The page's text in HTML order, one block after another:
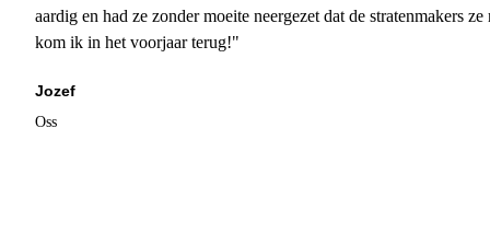
aardig en had ze zonder moeite neergezet dat de stratenmakers
kom ik in het voorjaar terug!"
Jozef
Oss